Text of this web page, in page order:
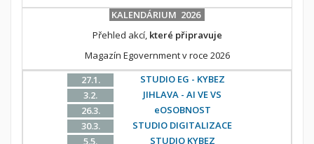
KALENDÁRIUM 2026
Přehled akcí, které připravuje
Magazín Egovernment v roce 2026
27.1.
STUDIO EG - KYBEZ
3.2.
JIHLAVA - AI VE VS
26.3.
eOSOBNOST
30.3.
STUDIO DIGITALIZACE
5.5.
STUDIO KYBEZ